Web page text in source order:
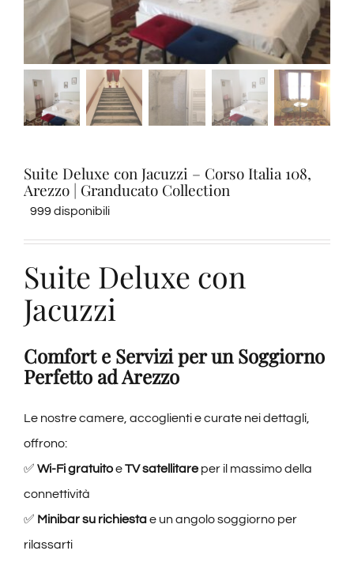
Degustazioni
Servizi
Blog
Amazon
Suite Deluxe con Jacuzzi – Corso Italia 108,
Arezzo | Granducato Collection
999 disponibili
Suite Deluxe con
Jacuzzi
Comfort e Servizi per un Soggiorno
Perfetto ad Arezzo
Le nostre camere, accoglienti e curate nei dettagli,
offrono:
✅ Wi-Fi gratuitoeTV satellitareper il massimo della
connettività
✅ Minibar su richiestae un angolo soggiorno per
rilassarti